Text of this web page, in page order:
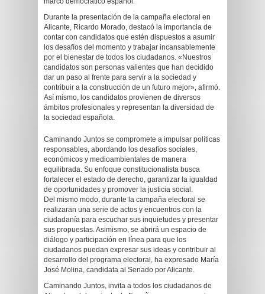
Durante la presentación de la campaña electoral en
Alicante, Ricardo Morado, destacó la importancia de
contar con candidatos que estén dispuestos a asumir
los desafíos del momento y trabajar incansablemente
por el bienestar de todos los ciudadanos. «Nuestros
candidatos son personas valientes que han decidido
dar un paso al frente para servir a la sociedad y
contribuir a la construcción de un futuro mejor», afirmó.
Así mismo, los candidatos provienen de diversos
ámbitos profesionales y representan la diversidad de
la sociedad española.
Caminando Juntos se compromete a impulsar políticas
responsables, abordando los desafíos sociales,
económicos y medioambientales de manera
equilibrada. Su enfoque constitucionalista busca
fortalecer el estado de derecho, garantizar la igualdad
de oportunidades y promover la justicia social.
Del mismo modo, durante la campaña electoral se
realizaran una serie de actos y encuentros con la
ciudadanía para escuchar sus inquietudes y presentar
sus propuestas. Asimismo, se abrirá un espacio de
diálogo y participación en línea para que los
ciudadanos puedan expresar sus ideas y contribuir al
desarrollo del programa electoral, ha expresado María
José Molina, candidata al Senado por Alicante.
Caminando Juntos, invita a todos los ciudadanos de